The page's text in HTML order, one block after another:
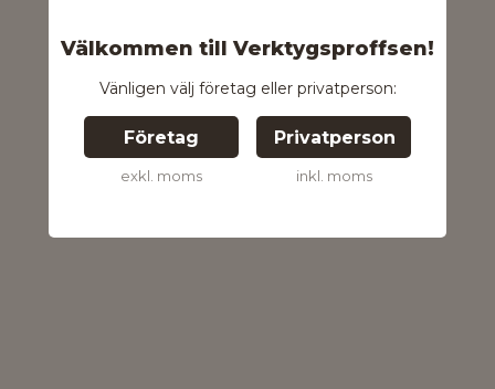
Välkommen till Verktygsproffsen!
Vänligen välj företag eller privatperson:
Företag
exkl. moms
Privatperson
inkl. moms